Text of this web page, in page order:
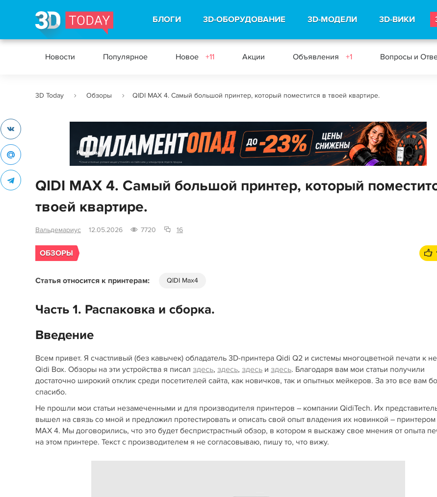
БЛОГИ 3D-ОБОРУДОВАНИЕ 3D-МОДЕЛИ 3D-ВИКИ
Новости Популярное Новое +11 Акции Объявления +1 Вопросы и
3D Today Обзоры QIDI MAX 4. Самый большой принтер, который поместится в твоей квартире.
Реклама
QIDI MAX 4. Самый большой принтер, который
твоей квартире.
Вальдемариус 12.05.2026 7720 16
ОБЗОРЫ
Статья относится к принтерам: QIDI Max4
Часть 1. Распаковка и сборка.
Введение
Всем привет. Я счастливый (без кавычек) обладатель 3D-принтера Qidi Q2 и системы многоцветной печати к
Qidi Box. Обзоры на эти устройства я писал здесь, здесь, здесь и здесь. Благодаря вам мои статьи получили
достаточно широкий отклик среди посетителей сайта, как новичков, так и опытных мейкеров. За это все вам
спасибо.
Не прошли мои статьи незамеченными и для производителя принтеров – компании QidiTech. Их
вышел на связь со мной и предложил протестировать и описать свой опыт владения их новинкой – принтером
MAX 4. Мы договорились, что это будет беспристрастный обзор, в котором я выскажу свое мнения от опыта
на этом принтере. Текст с производителем я не согласовываю, пишу то, что вижу.